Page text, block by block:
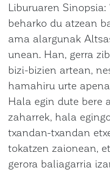
Liburuaren
beharko du atzean
ama alargunak
unean. Han, gerra
bizi-bizien artean,
hamahiru urte
Hala egin dute bere
zaharrek, hala
txandan-txandan
tokatzen zaionean,
gerora baliagarria